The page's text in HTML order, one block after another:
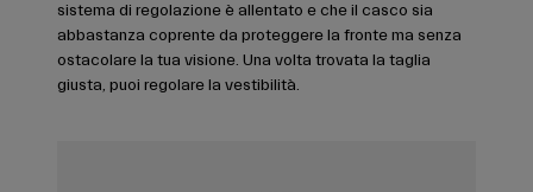
sistema di regolazione è allentato e che il casco sia
abbastanza coprente da proteggere la fronte ma senza
ostacolare la tua visione. Una volta trovata la taglia
giusta, puoi regolare la vestibilità.